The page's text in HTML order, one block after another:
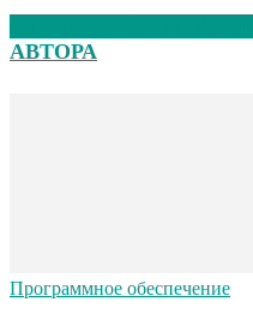
АВТОРА
Программное обеспечение